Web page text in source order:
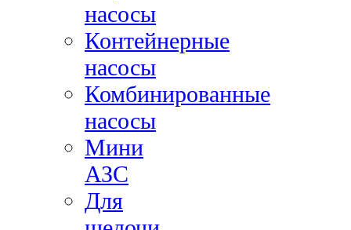
насосы
Контейнерные
насосы
Комбинированные
насосы
Мини
АЗС
Для